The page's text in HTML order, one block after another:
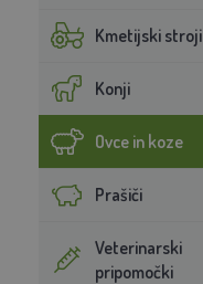
Kmetijski stroji
Konji
Ovce in koze
Prašiči
Veterinarski
pripomočki